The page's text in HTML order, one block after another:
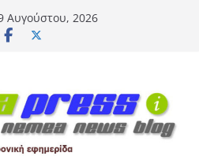
Αυγούστου, 2026